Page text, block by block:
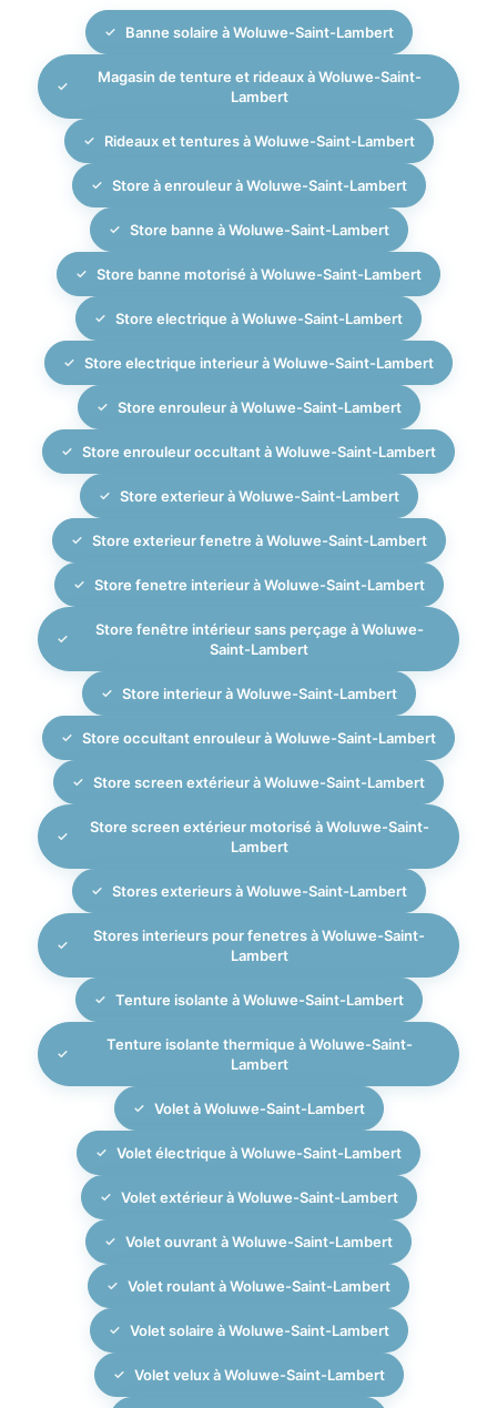
spécialisés posent le store avec soin, règlent les
motorisations éventuelles et vous expliquent
l’utilisation et l’entretien. MBM Interiors assure un suivi
professionnel pour garantir la longévité et les
performances de votre store banne.
Banne solaire à Woluwe-Saint-Lambert
Magasin de tenture et rideaux à Woluwe-Saint-
Lambert
Rideaux et tentures à Woluwe-Saint-Lambert
Store à enrouleur à Woluwe-Saint-Lambert
Store banne à Woluwe-Saint-Lambert
Store banne motorisé à Woluwe-Saint-Lambert
Store electrique à Woluwe-Saint-Lambert
Store electrique interieur à Woluwe-Saint-Lambert
Store enrouleur à Woluwe-Saint-Lambert
Store enrouleur occultant à Woluwe-Saint-Lambert
Store exterieur à Woluwe-Saint-Lambert
Store exterieur fenetre à Woluwe-Saint-Lambert
Store fenetre interieur à Woluwe-Saint-Lambert
Store fenêtre intérieur sans perçage à Woluwe-
Saint-Lambert
Store interieur à Woluwe-Saint-Lambert
Store occultant enrouleur à Woluwe-Saint-Lambert
Store screen extérieur à Woluwe-Saint-Lambert
Store screen extérieur motorisé à Woluwe-Saint-
Lambert
Stores exterieurs à Woluwe-Saint-Lambert
Stores interieurs pour fenetres à Woluwe-Saint-
Lambert
Tenture isolante à Woluwe-Saint-Lambert
Tenture isolante thermique à Woluwe-Saint-
Lambert
Volet à Woluwe-Saint-Lambert
Volet électrique à Woluwe-Saint-Lambert
Volet extérieur à Woluwe-Saint-Lambert
Volet ouvrant à Woluwe-Saint-Lambert
Volet roulant à Woluwe-Saint-Lambert
Volet solaire à Woluwe-Saint-Lambert
Volet velux à Woluwe-Saint-Lambert